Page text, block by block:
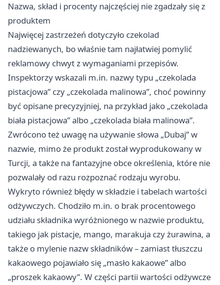
Nazwa, skład i procenty najczęściej nie zgadzały się z
produktem
Najwięcej zastrzeżeń dotyczyło czekolad
nadziewanych, bo właśnie tam najłatwiej pomylić
reklamowy chwyt z wymaganiami przepisów.
Inspektorzy wskazali m.in. nazwy typu „czekolada
pistacjowa” czy „czekolada malinowa”, choć powinny
być opisane precyzyjniej, na przykład jako „czekolada
biała pistacjowa” albo „czekolada biała malinowa”.
Zwrócono też uwagę na używanie słowa „Dubaj” w
nazwie, mimo że produkt został wyprodukowany w
Turcji, a także na fantazyjne obce określenia, które nie
pozwalały od razu rozpoznać rodzaju wyrobu.
Wykryto również błędy w składzie i tabelach wartości
odżywczych. Chodziło m.in. o brak procentowego
udziału składnika wyróżnionego w nazwie produktu,
takiego jak pistacje, mango, marakuja czy żurawina, a
także o mylenie nazw składników – zamiast tłuszczu
kakaowego pojawiało się „masło kakaowe” albo
„proszek kakaowy”. W części partii wartości odżywcze